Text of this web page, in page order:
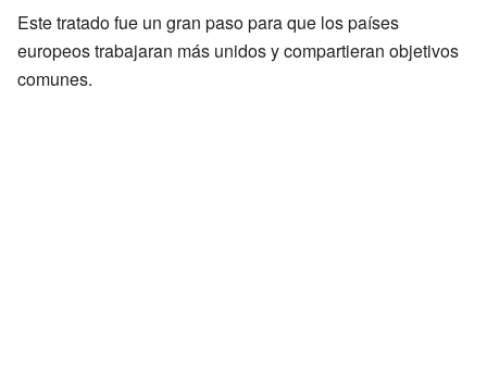
Este tratado fue un gran paso para que los países
europeos trabajaran más unidos y compartieran objetivos
comunes.